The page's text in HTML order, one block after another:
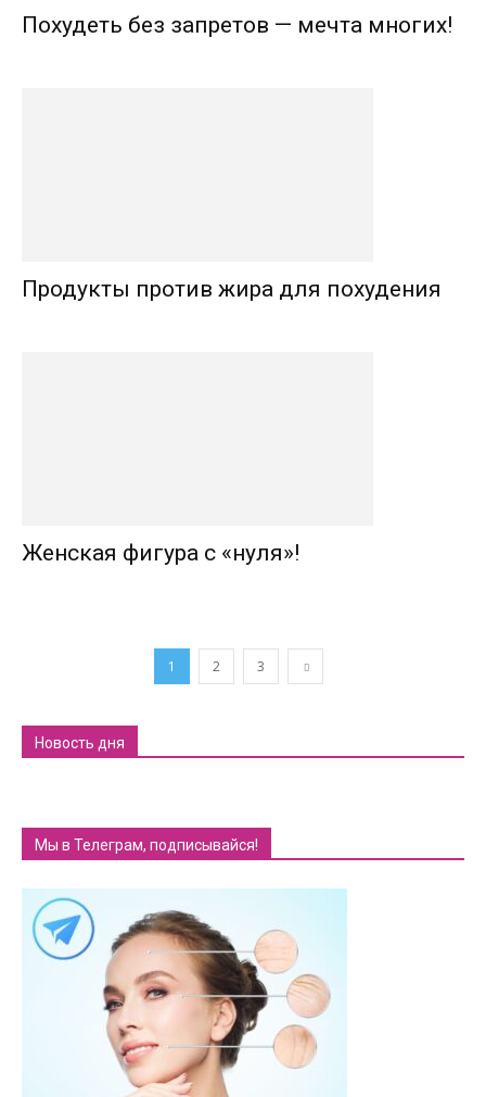
Похудеть без запретов — мечта многих!
Продукты против жира для похудения
Женская фигура с «нуля»!
1 2 3
Новость дня
Мы в Телеграм, подписывайся!